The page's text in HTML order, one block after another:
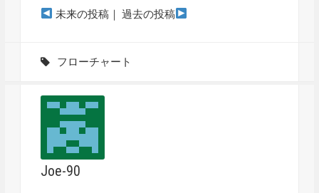
未来の投稿｜ 過去の投稿
フローチャート
Joe-90